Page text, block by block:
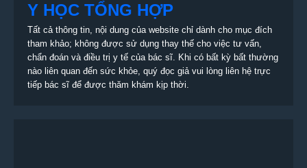
Y HỌC TỔNG HỢP
Tất cả thông tin, nội dung của website chỉ dành cho mục đích
tham khảo; không được sử dụng thay thế cho việc tư vấn,
chẩn đoán và điều trị y tế của bác sĩ. Khi có bất kỳ bất thường
nào liên quan đến sức khỏe, quý đọc giả vui lòng liên hệ trực
tiếp bác sĩ để được thăm khám kịp thời.